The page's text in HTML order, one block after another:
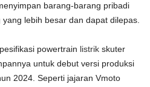
barang-barang pribadi
lebih besar dan dapat dilepas.
powertrain listrik skuter
untuk debut versi produksi
2024. Seperti jajaran Vmoto